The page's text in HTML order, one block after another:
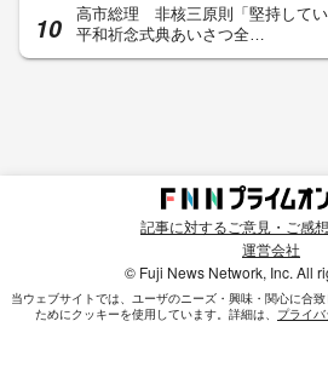
高市総理 非核三原則「堅持して
平和祈念式典あいさつ全…
記事に対するご意見・ご感
運営会社
© Fuji News Network, Inc. All
当ウェブサイトでは、ユーザのニーズ・興味・関⼼に合
ためにクッキーを使⽤しています。詳細は、 プライ